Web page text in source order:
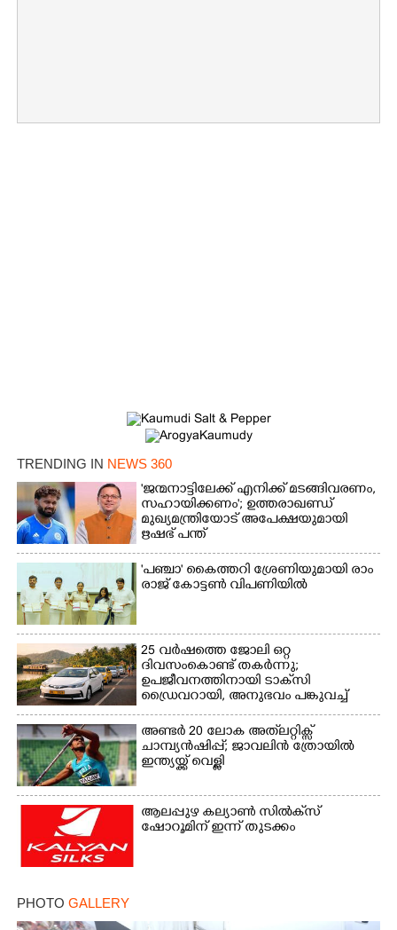
TRENDING IN NEWS 360
'ജന്മനാട്ടിലേക്ക് എനിക്ക് മടങ്ങിവരണം,
സഹായിക്കണം'; ഉത്തരാഖണ്ഡ്
മുഖ്യമന്ത്രിയോട് അപേക്ഷയുമായി
ഋഷഭ് പന്ത്
'​പ​ഞ്ചാ​'​ ​കൈ​ത്ത​റി​ ​ശ്രേ​ണി​യു​മാ​യി​ ​രാം​
രാ​ജ് ​കോ​ട്ടൺ വിപണിയിൽ
25 വർഷത്തെ ജോലി ഒറ്റ
ദിവസംകൊണ്ട് തകർന്നു;
ഉപജീവനത്തിനായി ടാക്‌സി
ഡ്രൈവറായി,​ അനുഭവം പങ്കുവച്ച്
യുവതി
അണ്ടർ 20 ലോക അത്‌ലറ്റിക്സ്
ചാമ്പ്യൻഷിപ്പ്; ജാവലിൻ ത്രോയിൽ
ഇന്ത്യയ്ക്ക് വെള്ളി
ആലപ്പുഴ കല്യാൺ സിൽക്‌സ്
ഷോറൂമിന് ഇന്ന് തുടക്കം
PHOTO GALLERY